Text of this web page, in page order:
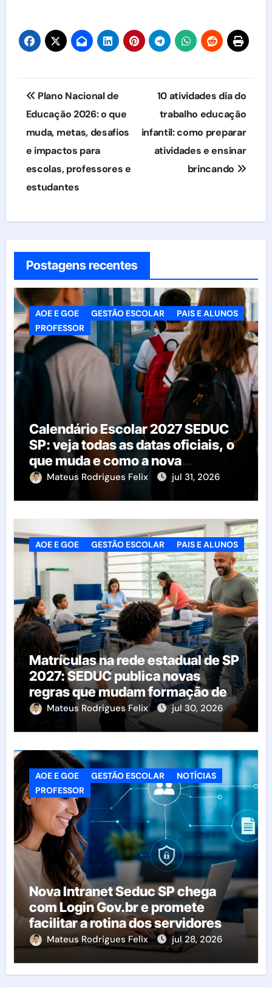
Navegação
de
Post
Plano Nacional de
Educação 2026: o que
muda, metas, desafios
e impactos para
escolas, professores e
estudantes
10 atividades dia do
trabalho educação
infantil: como preparar
atividades e ensinar
brincando
Postagens recentes
AOE E GOE GESTÃO ESCOLAR
PAIS E ALUNOS
PROFESSOR
Calendário Escolar 2027 SEDUC
SP: veja todas as datas oficiais, o
que muda e como a nova
resolução afeta as escolas
Mateus Rodrigues Felix jul 31, 2026
AOE E GOE GESTÃO ESCOLAR PAIS E ALUNOS
Matrículas na rede estadual de SP
2027: SEDUC publica novas
regras que mudam formação de
classes e transferências
Mateus Rodrigues Felix jul 30, 2026
AOE E GOE GESTÃO ESCOLAR
NOTÍCIAS
PROFESSOR
Nova Intranet Seduc SP chega
com Login Gov.br e promete
facilitar a rotina dos servidores
Mateus Rodrigues Felix jul 28, 2026